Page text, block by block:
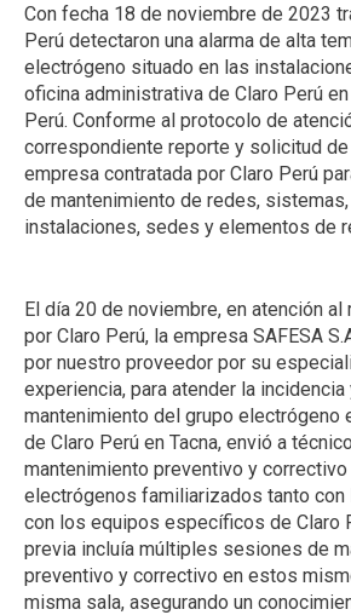
Con fecha 18 de noviembre de 2023
Perú detectaron una alarma de alta
electrógeno situado en las
oficina administrativa de Claro Perú
Perú. Conforme al protocolo de
correspondiente reporte y solicitud de
empresa contratada por Claro Perú
de mantenimiento de redes,
instalaciones, sedes y elementos de
El día 20 de noviembre, en atención
por Claro Perú, la empresa SAFESA
por nuestro proveedor por su
experiencia, para atender la
mantenimiento del grupo electrógeno
de Claro Perú en Tacna, envió a
mantenimiento preventivo y
electrógenos familiarizados tanto con
con los equipos específicos de Claro
previa incluía múltiples sesiones de
preventivo y correctivo en estos
misma sala, asegurando un